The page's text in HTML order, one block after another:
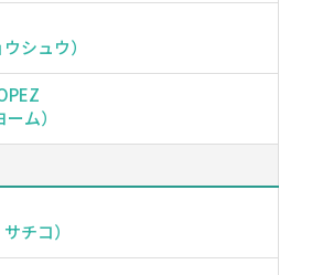
シュウ）
ム）
チコ）